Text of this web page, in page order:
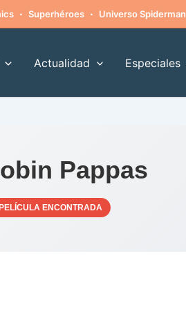
· Superhéroes · Universo Spiderman
Actualidad Especiales
Pappas
ENCONTRADA